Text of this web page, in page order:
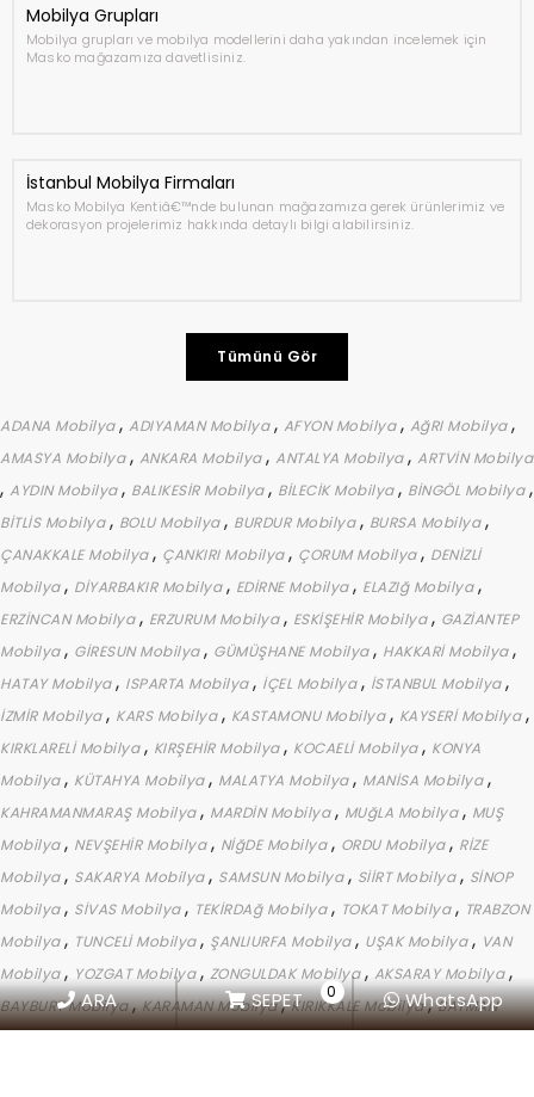
Mobilya Grupları
Mobilya grupları ve mobilya modellerini daha yakından incelemek için
Masko mağazamıza davetlisiniz.
İstanbul Mobilya Firmaları
Masko Mobilya Kentiâ€™nde bulunan mağazamıza gerek ürünlerimiz ve
dekorasyon projelerimiz hakkında detaylı bilgi alabilirsiniz.
Tümünü Gör
ADANA Mobilya, ADIYAMAN Mobilya, AFYON Mobilya, AğRI Mobilya,
AMASYA Mobilya, ANKARA Mobilya, ANTALYA Mobilya, ARTVİN Mobilya
, AYDIN Mobilya, BALIKESİR Mobilya, BİLECİK Mobilya, BİNGÖL Mobilya,
BİTLİS Mobilya, BOLU Mobilya, BURDUR Mobilya, BURSA Mobilya,
ÇANAKKALE Mobilya, ÇANKIRI Mobilya, ÇORUM Mobilya, DENİZLİ
Mobilya, DİYARBAKIR Mobilya, EDİRNE Mobilya, ELAZIğ Mobilya,
ERZİNCAN Mobilya, ERZURUM Mobilya, ESKİŞEHİR Mobilya, GAZİANTEP
Mobilya, GİRESUN Mobilya, GÜMÜŞHANE Mobilya, HAKKARİ Mobilya,
HATAY Mobilya, ISPARTA Mobilya, İÇEL Mobilya, İSTANBUL Mobilya,
İZMİR Mobilya, KARS Mobilya, KASTAMONU Mobilya, KAYSERİ Mobilya,
KIRKLARELİ Mobilya, KIRŞEHİR Mobilya, KOCAELİ Mobilya, KONYA
Mobilya, KÜTAHYA Mobilya, MALATYA Mobilya, MANİSA Mobilya,
KAHRAMANMARAŞ Mobilya, MARDİN Mobilya, MUğLA Mobilya, MUŞ
Mobilya, NEVŞEHİR Mobilya, NİğDE Mobilya, ORDU Mobilya, RİZE
Mobilya, SAKARYA Mobilya, SAMSUN Mobilya, SİİRT Mobilya, SİNOP
Mobilya, SİVAS Mobilya, TEKİRDAğ Mobilya, TOKAT Mobilya, TRABZON
Mobilya, TUNCELİ Mobilya, ŞANLIURFA Mobilya, UŞAK Mobilya, VAN
Mobilya, YOZGAT Mobilya, ZONGULDAK Mobilya, AKSARAY Mobilya,
BAYBURT Mobilya,KARAMAN Mobilya,KIRIKKALE Mobilya,BATMAN
, , , ,
ARA SEPET 0 WhatsApp